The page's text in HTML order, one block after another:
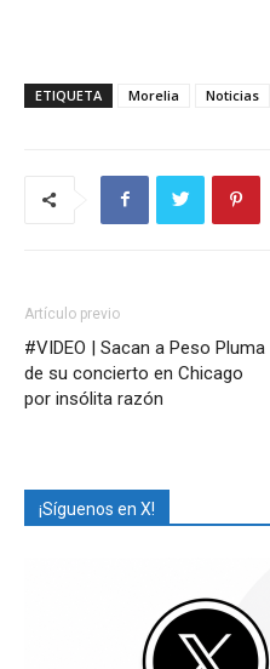
ETIQUETA Morelia Noticias
Artículo previo
#VIDEO | Sacan a Peso Pluma
de su concierto en Chicago
por insólita razón
¡Síguenos en X!